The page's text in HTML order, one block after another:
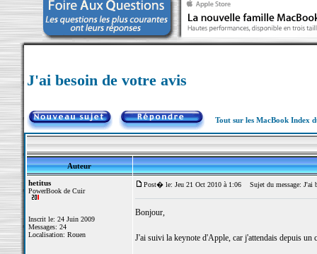
J'ai besoin de votre avis
Tout sur les MacBook Index
Auteur
hetitus
PowerBook de Cuir
Inscrit le: 24 Juin 2009
Messages: 24
Localisation: Rouen
Post� le: Jeu 21 Oct 2010 à 1:06 Sujet du message: J'ai
Bonjour,
J'ai suivi la keynote d'Apple, car j'attendais depuis un